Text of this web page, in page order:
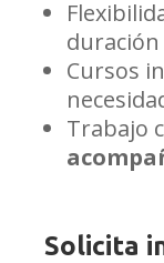
duración
Cursos
Trabajo
Solicita